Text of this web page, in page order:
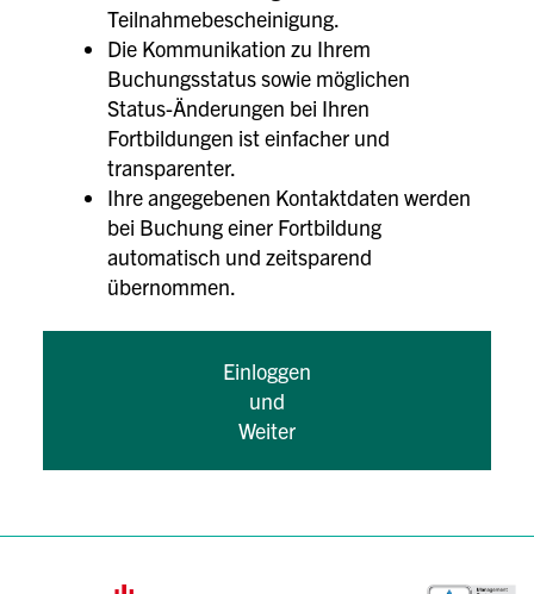
Teilnahmebescheinigung.
Die Kommunikation zu Ihrem
Buchungsstatus sowie möglichen
Status-Änderungen bei Ihren
Fortbildungen ist einfacher und
transparenter.
Ihre angegebenen Kontaktdaten werden
bei Buchung einer Fortbildung
automatisch und zeitsparend
übernommen.
Einloggen
und
Weiter